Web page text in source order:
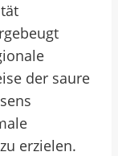
der saure
erzielen.